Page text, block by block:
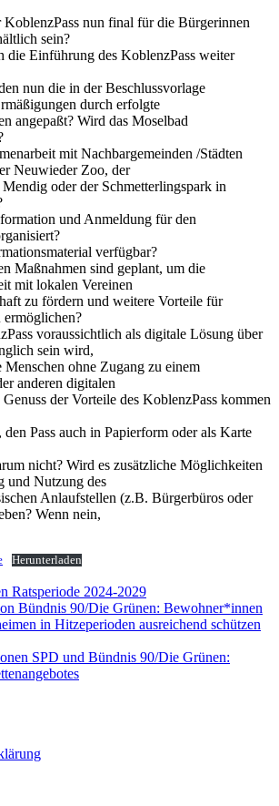
nun final für die Bürgerinnen
sein?
die Einführung des KoblenzPass weiter
nun die in der Beschlussvorlage
durch erfolgte
angepaßt? Wird das Moselbad
mit Nachbargemeinden /Städten
Neuwieder Zoo, der
oder der Schmetterlingspark in
und Anmeldung für den
verfügbar?
Maßnahmen sind geplant, um die
mit lokalen Vereinen
zu fördern und weitere Vorteile für
ermöglichen?
voraussichtlich als digitale Lösung über
sein wird,
ohne Zugang zu einem
anderen digitalen
der Vorteile des KoblenzPass kommen
den Pass auch in Papierform oder als Karte
nicht? Wird es zusätzliche Möglichkeiten
und Nutzung des
Anlaufstellen (z.B. Bürgerbüros oder
Wenn nein,
Herunterladen
Ratsperiode 2024-2029
Bündnis 90/Die Grünen: Bewohner*innen
in Hitzeperioden ausreichend schützen
SPD und Bündnis 90/Die Grünen: